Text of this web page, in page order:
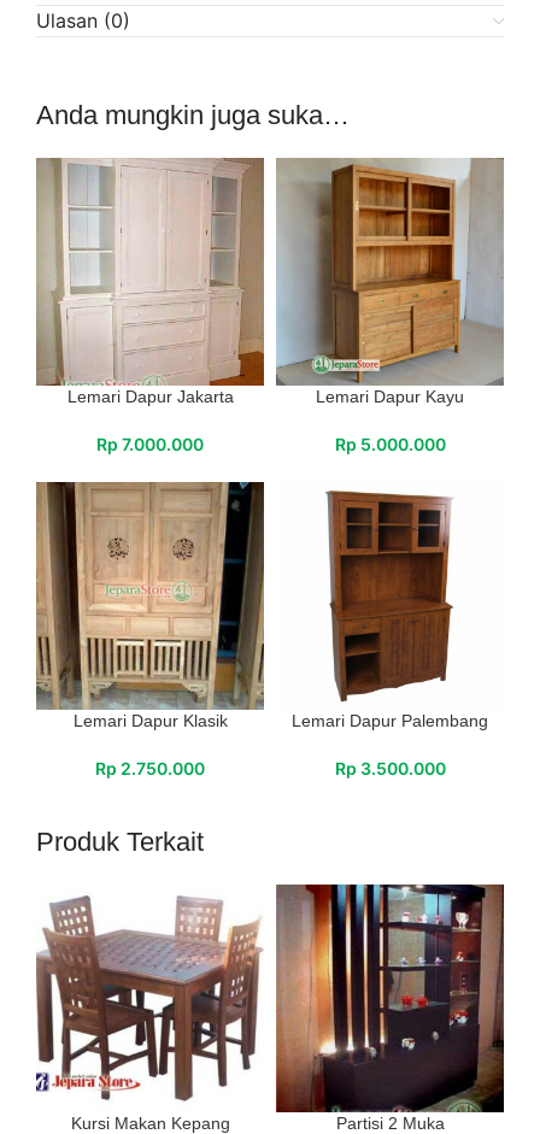
Ulasan (0)
Anda mungkin juga suka…
Lemari Dapur Jakarta
Rp 7.000.000
Lemari Dapur Kayu
Rp 5.000.000
Lemari Dapur Klasik
Rp 2.750.000
Lemari Dapur Palembang
Rp 3.500.000
Produk Terkait
Kursi Makan Kepang Partisi 2 Muka